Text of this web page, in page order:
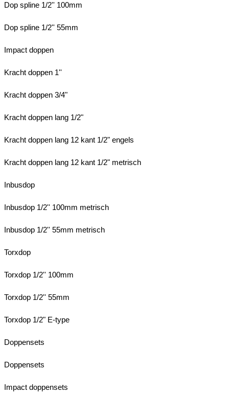
Dop spline 1/2'' 100mm
Dop spline 1/2'' 55mm
Impact doppen
Kracht doppen 1''
Kracht doppen 3/4"
Kracht doppen lang 1/2"
Kracht doppen lang 12 kant 1/2" engels
Kracht doppen lang 12 kant 1/2" metrisch
Inbusdop
Inbusdop 1/2'' 100mm metrisch
Inbusdop 1/2'' 55mm metrisch
Torxdop
Torxdop 1/2'' 100mm
Torxdop 1/2'' 55mm
Torxdop 1/2" E-type
Doppensets
Doppensets
Impact doppensets